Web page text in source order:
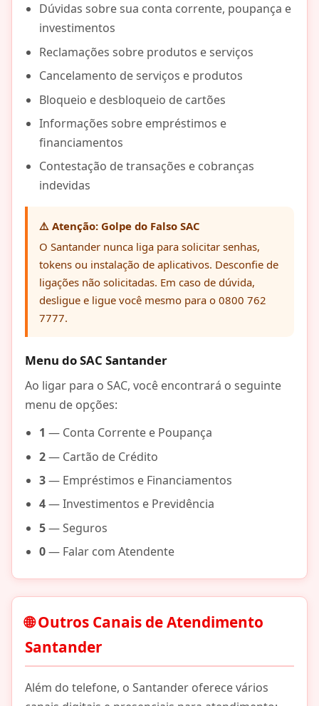
Dúvidas sobre sua conta corrente, poupança e
investimentos
Reclamações sobre produtos e serviços
Cancelamento de serviços e produtos
Bloqueio e desbloqueio de cartões
Informações sobre empréstimos e
financiamentos
Contestação de transações e cobranças
indevidas
⚠️ Atenção: Golpe do Falso SAC
O Santander nunca liga para solicitar senhas,
tokens ou instalação de aplicativos. Desconfie de
ligações não solicitadas. Em caso de dúvida,
desligue e ligue você mesmo para o 0800 762
7777.
Menu do SAC Santander
Ao ligar para o SAC, você encontrará o seguinte
menu de opções:
1 — Conta Corrente e Poupança
2— Cartão de Crédito
3— Empréstimos e Financiamentos
4— Investimentos e Previdência
5— Seguros
0— Falar com Atendente
🌐 Outros Canais de Atendimento
Santander
Além do telefone, o Santander oferece vários